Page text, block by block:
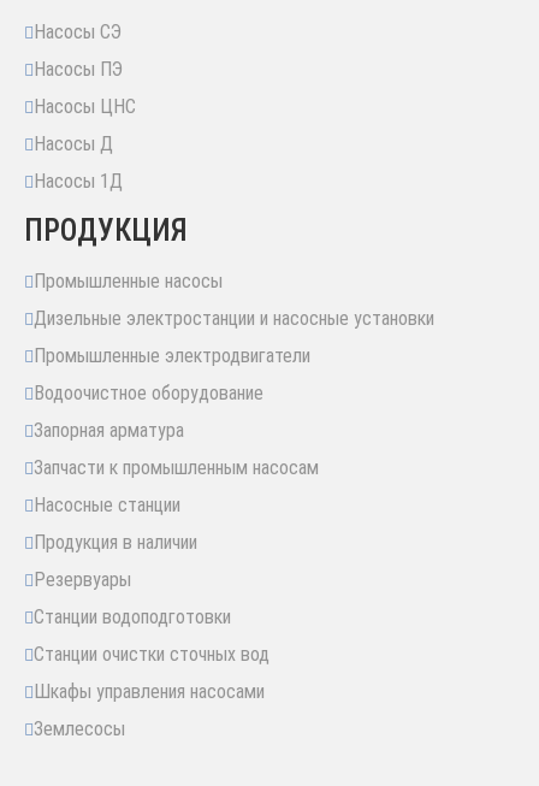
Насосы СЭ
Насосы ПЭ
Насосы ЦНС
Насосы Д
Насосы 1Д
ПРОДУКЦИЯ
Промышленные насосы
Дизельные электростанции и насосные установки
Промышленные электродвигатели
Водоочистное оборудование
Запорная арматура
Запчасти к промышленным насосам
Насосные станции
Продукция в наличии
Резервуары
Станции водоподготовки
Станции очистки сточных вод
Шкафы управления насосами
Землесосы